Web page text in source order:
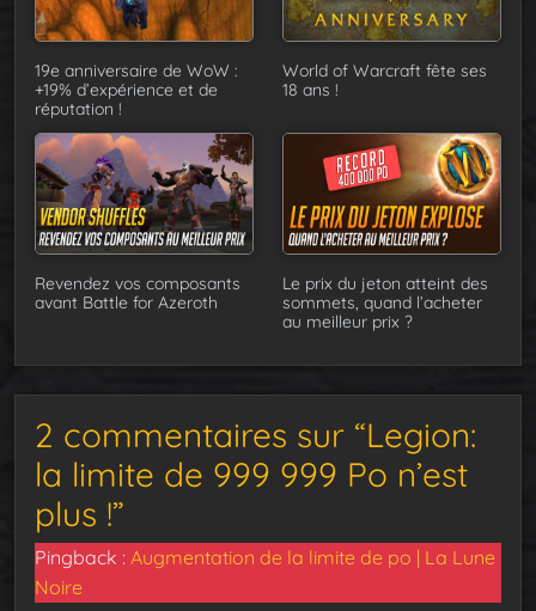
19e anniversaire de WoW :
+19% d’expérience et de
réputation !
World of Warcraft fête ses
18 ans !
Revendez vos composants
avant Battle for Azeroth
Le prix du jeton atteint des
sommets, quand l’acheter
au meilleur prix ?
2 commentaires sur “Legion:
la limite de 999 999 Po n’est
plus !”
Pingback : Augmentation de la limite de po | La Lune
Noire